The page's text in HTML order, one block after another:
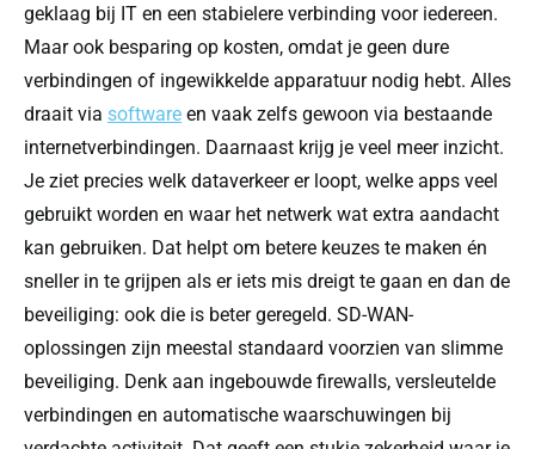
geklaag bij IT en een stabielere verbinding voor iedereen.
Maar ook besparing op kosten, omdat je geen dure
verbindingen of ingewikkelde apparatuur nodig hebt. Alles
draait via software en vaak zelfs gewoon via bestaande
internetverbindingen. Daarnaast krijg je veel meer inzicht.
Je ziet precies welk dataverkeer er loopt, welke apps veel
gebruikt worden en waar het netwerk wat extra aandacht
kan gebruiken. Dat helpt om betere keuzes te maken én
sneller in te grijpen als er iets mis dreigt te gaan en dan de
beveiliging: ook die is beter geregeld. SD-WAN-
oplossingen zijn meestal standaard voorzien van slimme
beveiliging. Denk aan ingebouwde firewalls, versleutelde
verbindingen en automatische waarschuwingen bij